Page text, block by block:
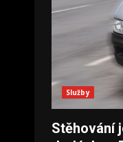
Služby
Stěhování